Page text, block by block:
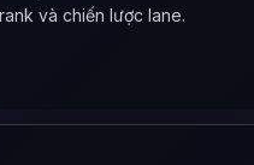
và chiến lược lane.